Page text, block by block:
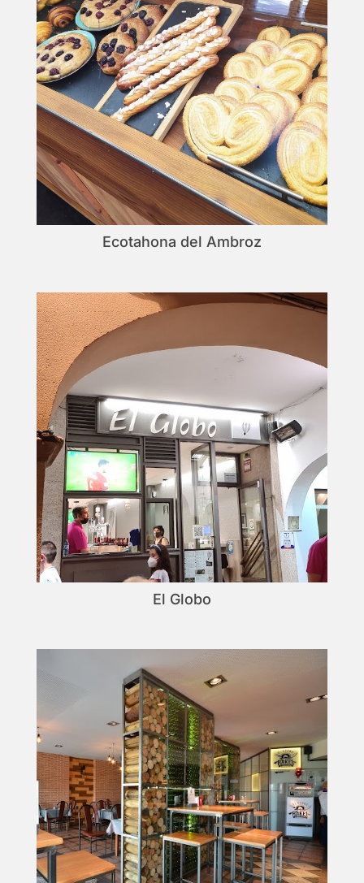
Ecotahona del Ambroz
El Globo